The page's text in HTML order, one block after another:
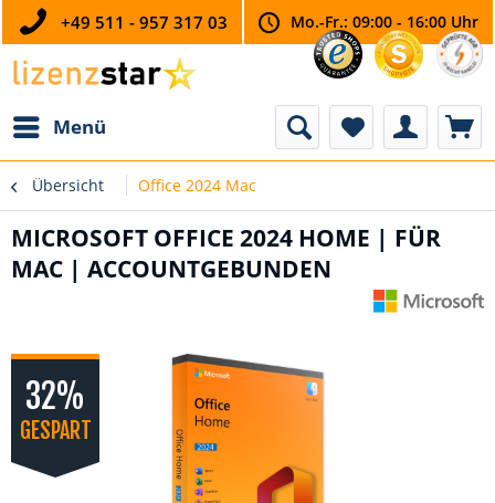
+49 511 - 957 317 03 Mo.-Fr.: 09:00 - 16:00 Uhr
Menü
Übersicht Office 2024 Mac
MICROSOFT OFFICE 2024 HOME | FÜR
MAC | ACCOUNTGEBUNDEN
32%
GESPART